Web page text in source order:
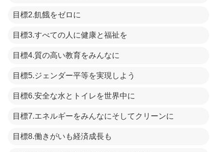
目標2.飢餓をゼロに
目標3.すべての人に健康と福祉を
目標4.質の高い教育をみんなに
目標5.ジェンダー平等を実現しよう
目標6.安全な水とトイレを世界中に
目標7.エネルギーをみんなにそしてクリーンに
目標8.働きがいも経済成長も